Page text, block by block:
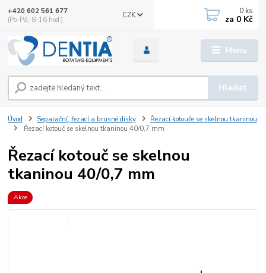
Menu
CZK
Hledat
+420 602 561 677
(Po-Pá, 8-16 hod.)
0 ks
za 0 Kč
Úvod Separační, řezací a brusné disky
Řezací kotouče se skelnou tkaninou
Řezací kotouč se skelnou tkaninou 40/0,7 mm
Řezací kotouč se skelnou
tkaninou 40/0,7 mm
Akce